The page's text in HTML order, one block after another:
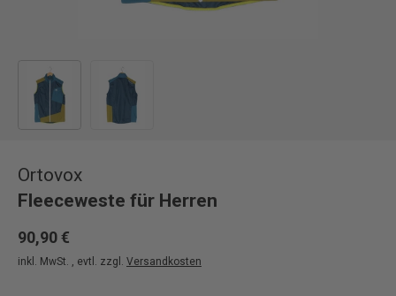
Ortovox
Fleeceweste für Herren
90,90 €
inkl. MwSt. , evtl. zzgl. Versandkosten